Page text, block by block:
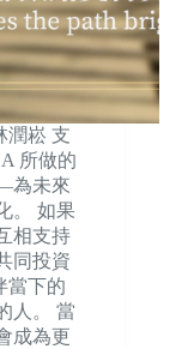
潤崧 支
所做的
為未來
。 如果
相支持
同投資
當下的
人。 當
成為更